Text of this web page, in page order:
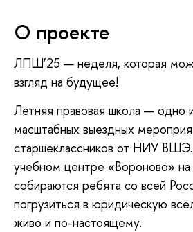
О проекте
ЛПШ’25 — неделя, которая
взгляд на будущее!
Летняя правовая школа — одно
масштабных выездных
старшеклассников от НИУ
учебном центре «Вороново»
собираются ребята со всей
погрузиться в юридическую
живо и по-настоящему.